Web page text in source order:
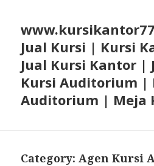
Jual Kursi | Kursi
Jual Kursi Kantor |
Kursi Auditorium |
Auditorium | Meja
Category: Agen Kursi